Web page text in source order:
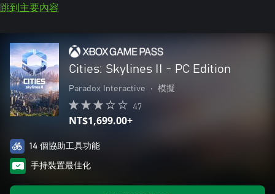
跳到主要內容
Cities: Skylines II - PC Edition
Paradox Interactive • 模擬
47
NT$1,699.00+
14 個協助工具功能
手持裝置最佳化